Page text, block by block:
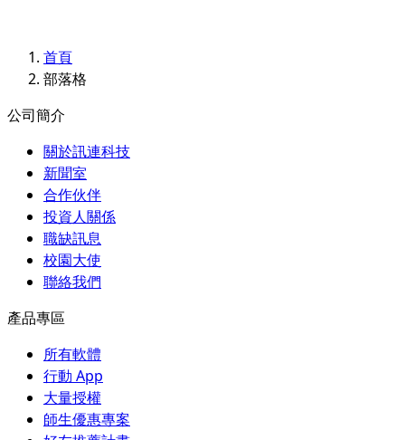
首頁
部落格
公司簡介
關於訊連科技
新聞室
合作伙伴
投資人關係
職缺訊息
校園大使
聯絡我們
產品專區
所有軟體
行動 App
大量授權
師生優惠專案